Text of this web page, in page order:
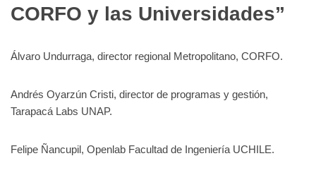
CORFO y las Universidades”
Álvaro Undurraga, director regional Metropolitano, CORFO.
Andrés Oyarzún Cristi, director de programas y gestión,
Tarapacá Labs UNAP.
Felipe Ñancupil, Openlab Facultad de Ingeniería UCHILE.